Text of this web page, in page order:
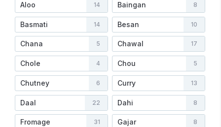
Aloo 14 Baingan 8
Basmati 14 Besan 10
Chana 5 Chawal 17
Chole 4 Chou 5
Chutney 6 Curry 13
Daal 22 Dahi 8
Fromage 31 Gajar 8